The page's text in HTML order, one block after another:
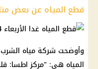
قطع المياه عن بعض
وأوضحت شركة مياه الشرب
المياه هي: "مركز اطسا: